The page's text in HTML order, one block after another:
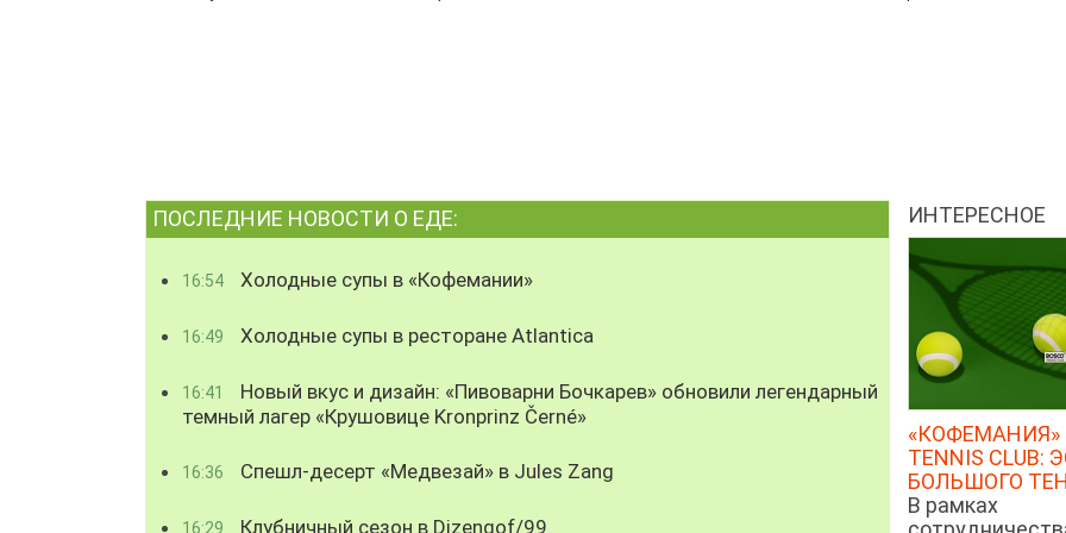
ПОСЛЕДНИЕ НОВОСТИ О ЕДЕ:
16:54 Холодные супы в «Кофемании»
16:49 Холодные супы в ресторане Atlantica
16:41
Новый вкус и дизайн: «Пивоварни Бочкарев» обновили легендарный
темный лагер «Крушовице Kronprinz Černé»
16:36 Спешл-десерт «Медвезай» в Jules Zang
16:29 Клубничный сезон в Dizengof/99
ИНТЕРЕСНОЕ
«КОФЕМАНИЯ»
TENNIS CLUB:
БОЛЬШОГО
В рамках